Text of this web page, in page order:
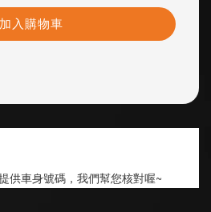
加入購物車
供車身號碼，我們幫您核對喔~